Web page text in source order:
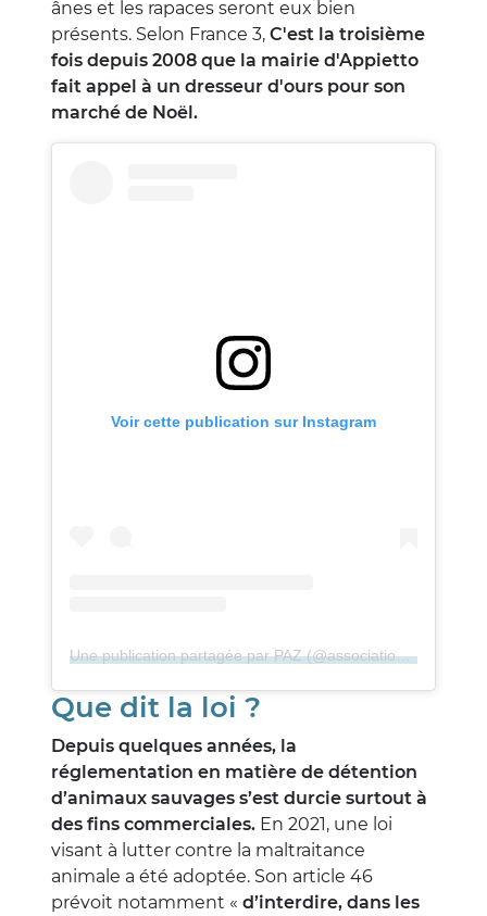
ânes et les rapaces seront eux bien
présents. Selon France 3, C'est la troisième
fois depuis 2008 que la mairie d'Appietto
fait appel à un dresseur d'ours pour son
marché de Noël.
Voir cette publication sur Instagram
Une publication partagée par PAZ (@associationpaz)
Que dit la loi ?
Depuis quelques années, la
réglementation en matière de détention
d’animaux sauvages s’est durcie surtout à
des fins commerciales. En 2021, une loi
visant à lutter contre la maltraitance
animale a été adoptée. Son article 46
prévoit notamment « d’interdire, dans les